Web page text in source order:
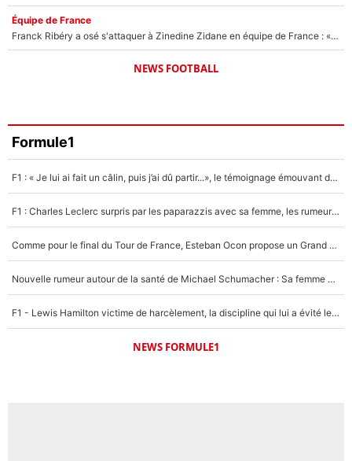
Équipe de France
Franck Ribéry a osé s'attaquer à Zinedine Zidane en équipe de France : «Je n'aurais jamais fait ça»
NEWS FOOTBALL
Formule1
F1 : « Je lui ai fait un câlin, puis j’ai dû partir...», le témoignage émouvant de Max Verstappen sur sa fille
F1 : Charles Leclerc surpris par les paparazzis avec sa femme, les rumeurs étaient vraies !
Comme pour le final du Tour de France, Esteban Ocon propose un Grand Prix de Formule 1 à Paris : «Autour de l’Arc de Triomphe, ce serait génial» !
Nouvelle rumeur autour de la santé de Michael Schumacher : Sa femme Corinna sort du silence
F1 - Lewis Hamilton victime de harcèlement, la discipline qui lui a évité le pire : «J'aurais probablement mal tourné»
NEWS FORMULE1